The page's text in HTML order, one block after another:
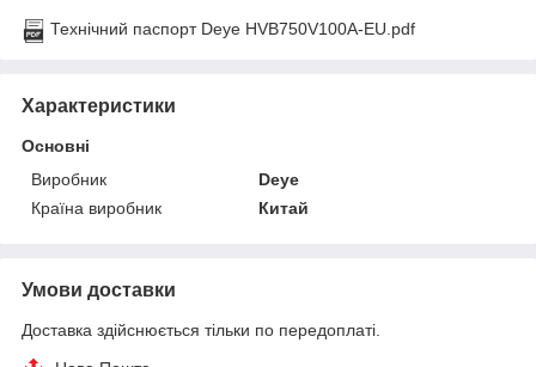
Технічний паспорт Deye HVB750V100A-EU.pdf
Характеристики
Основні
Виробник
Deye
Країна виробник
Китай
Умови доставки
Доставка здійснюється тільки по передоплаті.